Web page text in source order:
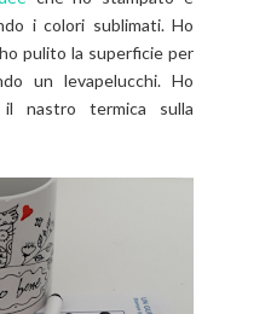
i colori sublimati. Ho
pulito la superficie per
un levapelucchi. Ho
nastro termica sulla